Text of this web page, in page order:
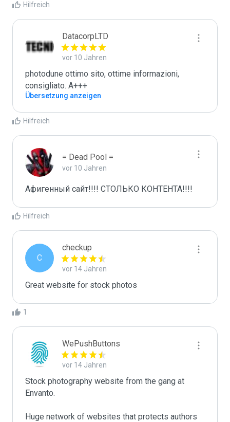
Hilfreich
DatacorpLTD
vor 10 Jahren
photodune ottimo sito, ottime informazioni,
consigliato. A+++
Übersetzung anzeigen
Hilfreich
= Dead Pool =
vor 10 Jahren
Афигенный сайт!!!! СТОЛЬКО КОНТЕНТА!!!!
Hilfreich
C
checkup
vor 14 Jahren
Great website for stock photos
1
WePushButtons
vor 14 Jahren
Stock photography website from the gang at
Envanto.
Huge network of websites that protects authors